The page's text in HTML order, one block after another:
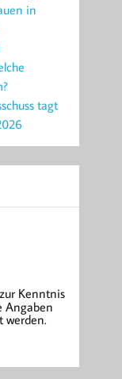
in
tagt
Kenntnis
Angaben
werden.